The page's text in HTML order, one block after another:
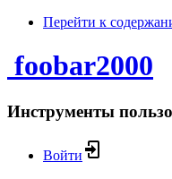
Перейти к
foobar2000
Инструменты
Войти